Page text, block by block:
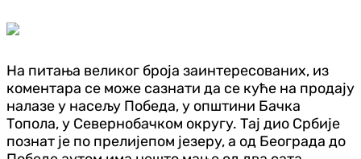
На питања великог броја заинтересованих, из
коментара се може сазнати да се куће на продају
налазе у насељу Победа, у општини Бачка
Топола, у Севернобачком округу. Тај дио Србије
познат је по прелијепом језеру, а од Београда до